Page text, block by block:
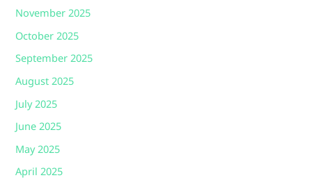
November 2025
October 2025
September 2025
August 2025
July 2025
June 2025
May 2025
April 2025